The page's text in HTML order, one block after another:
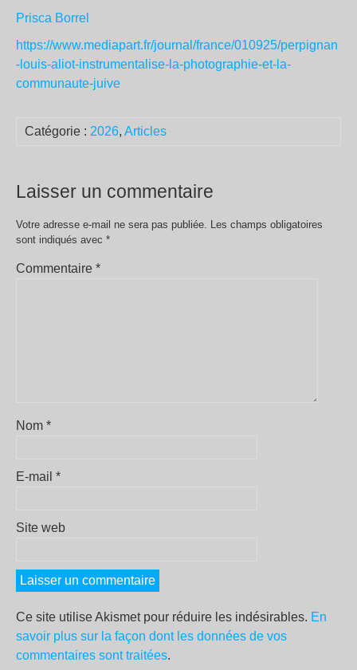
Prisca Borrel
https://www.mediapart.fr/journal/france/010925/perpignan
-louis-aliot-instrumentalise-la-photographie-et-la-
communaute-juive
Catégorie : 2026, Articles
Laisser un commentaire
Votre adresse e-mail ne sera pas publiée. Les champs obligatoires
sont indiqués avec *
Commentaire *
Nom *
E-mail *
Site web
Ce site utilise Akismet pour réduire les indésirables. En
savoir plus sur la façon dont les données de vos
commentaires sont traitées.